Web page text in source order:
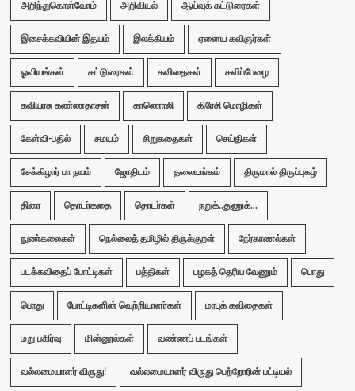
அறிந்துகொள்வோம் அறிவியல் ஆய்வுக் கட்டுரைகள்
இசைக்கவியின் இதயம் இலக்கியம் ஏனைய கவிஞர்கள்
ஓவியங்கள் கட்டுரைகள் கவிதைகள் கவிப்பேழை
கவியரசு கண்ணதாசன் காணொலி கிரேசி மொழிகள்
கேள்வி-பதில் சமயம் சிறுகதைகள் செய்திகள்
சேக்கிழார் பா நயம் ஜோதிடம் தலையங்கம் திருமால் திருப்புகழ்
திரை தொடர்கதை தொடர்கள் நறுக்..துணுக்...
நுண்கலைகள் நெல்லைத் தமிழில் திருக்குறள் நேர்காணல்கள்
படக்கவிதைப் போட்டிகள் பத்திகள் பழகத் தெரிய வேணும் பொது
பொது போட்டிகளின் வெற்றியாளர்கள் மரபுக் கவிதைகள்
மறு பகிர்வு மின்னூல்கள் வண்ணப் படங்கள்
வல்லமையாளர் விருது! வல்லமையாளர் விருது பெற்றோரின் பட்டியல்